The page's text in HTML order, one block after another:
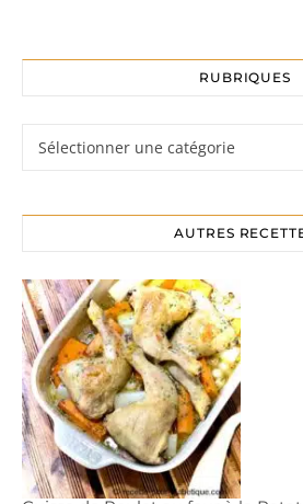
RUBRIQUES
AUTRES